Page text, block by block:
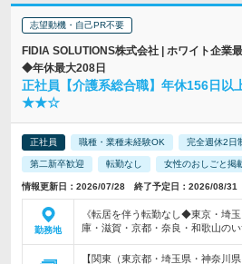
志望動機・自己PR不要
FIDIA SOLUTIONS株式会社 | ホワイト企業
◆年休最大208日
正社員【介護系総合職】年休156日以
★★☆
正社員 職種・業種未経験OK 完全週休2日
第二新卒歓迎 転勤なし 女性のおしごと掲
情報更新日：2026/07/28 終了予定日：2026/08/31
勤務地
《転居を伴う転勤なし◆東京・埼
庫・滋賀・京都・奈良・和歌山の
【関東（東京都・埼玉県・神奈川